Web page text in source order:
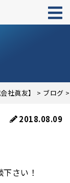
社眞友】 > ブログ
2018.08.09
さい！